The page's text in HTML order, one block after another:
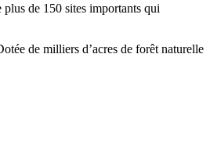
de 150 sites importants qui
de milliers d’acres de forêt naturelle